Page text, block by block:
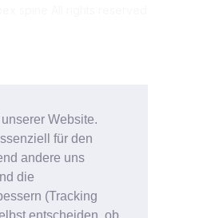
Website.
für den
andere uns
die
(Tracking